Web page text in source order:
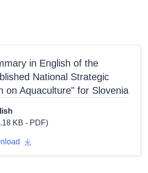
in English of the
National Strategic
on Aquaculture" for Slovenia
KB - PDF)